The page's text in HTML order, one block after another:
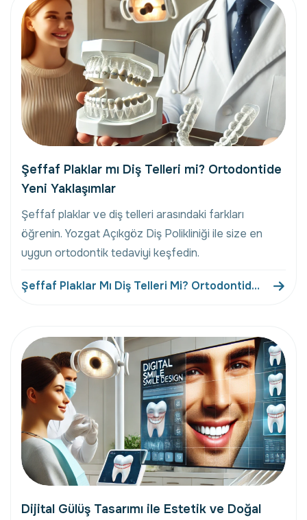
Şeffaf Plaklar mı Diş Telleri mi? Ortodontide
Yeni Yaklaşımlar
Şeffaf plaklar ve diş telleri arasındaki farkları
öğrenin. Yozgat Açıkgöz Diş Polikliniği ile size en
uygun ortodontik tedaviyi keşfedin.
Şeffaf Plaklar Mı Diş Telleri Mi? Ortodontide
Dijital Gülüş Tasarımı ile Estetik ve Doğal